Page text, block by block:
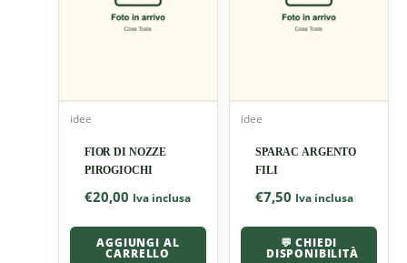
idee
FIOR DI NOZZE
PIROGIOCHI
€20,00 Iva inclusa
AGGIUNGI AL
CARRELLO
idee
SPARAC ARGENTO
FILI
€7,50 Iva inclusa
💬 CHIEDI
DISPONIBILITÀ